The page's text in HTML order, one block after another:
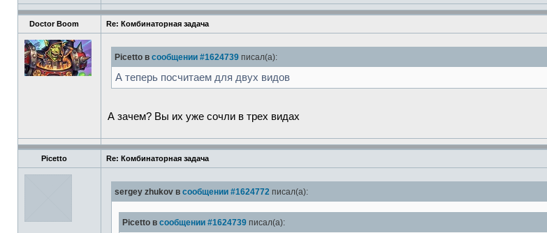
Doctor Boom Re: Комбинаторная задача
Picetto в сообщении #1624739 писал(а):
А теперь посчитаем для двух видов
А зачем? Вы их уже сочли в трех видах
Picetto Re: Комбинаторная задача
sergey zhukov в сообщении #1624772 писал(а):
Picetto в сообщении #1624739 писал(а):